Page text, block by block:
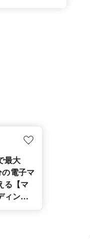
最大
電子マ
る【マ
ィング